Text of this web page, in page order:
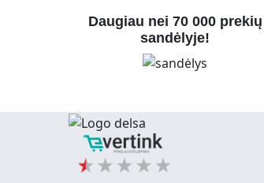
Daugiau nei 70 000 prekių
sandėlyje!